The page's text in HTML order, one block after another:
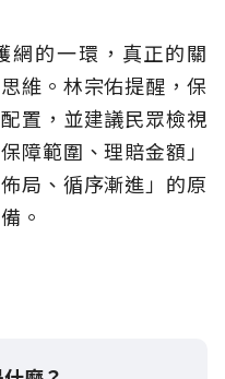
網的一環，真正的關
維。 林宗佑提醒，保
置，並建議民眾檢視
障範圍、理賠金額」
局、循序漸進」的原
。